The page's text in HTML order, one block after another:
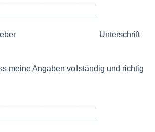
Gastgeber Unterschrift
meine Angaben vollständig und richtig